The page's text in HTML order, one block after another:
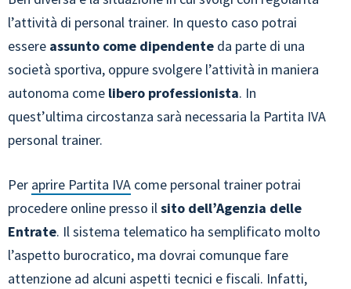
l’attività di personal trainer. In questo caso potrai
essere assunto come dipendente da parte di una
società sportiva, oppure svolgere l’attività in maniera
autonoma come libero professionista. In
quest’ultima circostanza sarà necessaria la Partita IVA
personal trainer.
Per aprire Partita IVA come personal trainer potrai
procedere online presso ilsito dell’Agenzia delle
Entrate. Il sistema telematico ha semplificato molto
l’aspetto burocratico, ma dovrai comunque fare
attenzione ad alcuni aspetti tecnici e fiscali. Infatti,